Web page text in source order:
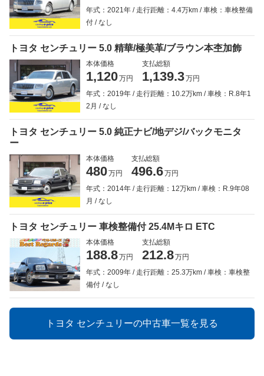
年式：2021年
走行距離：4.4万km
車検：車検整備
付
なし
トヨタ センチュリー 5.0 精華/極美革/ブラウン本杢加飾
本体価格
1,120万円
支払総額
1,139.3万円
年式：2019年
走行距離：10.2万km
車検：R.8年1
2月
なし
トヨタ センチュリー 5.0 純正ナビ/地デジ/バックモニタ
ー
本体価格
480万円
支払総額
496.6万円
年式：2014年
走行距離：12万km
車検：R.9年08
月
なし
トヨタ センチュリー 車検整備付 25.4Mキロ ETC
本体価格
188.8万円
支払総額
212.8万円
年式：2009年
走行距離：25.3万km
車検：車検整
備付
なし
トヨタ センチュリーの中古車一覧を見る